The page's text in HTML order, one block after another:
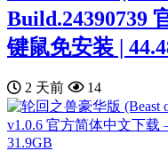
Build.24390739
键鼠免安装 |
2 天前 14